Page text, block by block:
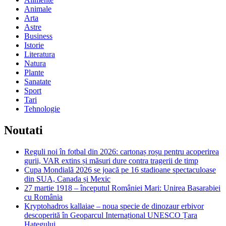
Animale
Arta
Astre
Business
Istorie
Literatura
Natura
Plante
Sanatate
Sport
Tari
Tehnologie
Noutati
Reguli noi în fotbal din 2026: cartonaș roșu pentru acoperirea
gurii, VAR extins și măsuri dure contra tragerii de timp
Cupa Mondială 2026 se joacă pe 16 stadioane spectaculoase
din SUA, Canada și Mexic
27 martie 1918 – începutul României Mari: Unirea Basarabiei
cu România
Kryptohadros kallaiae – noua specie de dinozaur erbivor
descoperită în Geoparcul Internațional UNESCO Țara